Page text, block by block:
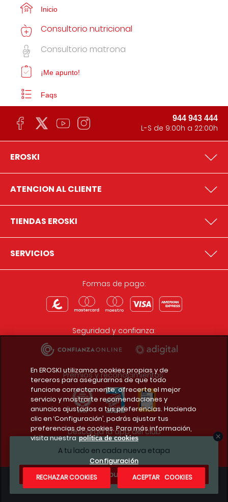
A tu lado en cada nueva etapa
¿Te apuntas?
Inicio
Consultorio nutricional
Consultorio matrona
¡Me apunto!
Faqs
944 943 444
L-S de 9:00h a 22:00h
EROSKI
ATENCION AL CLIENTE
TIENDAS EROSKI
SERVICIOS
Formas de pago:
Seguridad y confianza:
Premios y reconocimientos:
Descarga la app del club
Condiciones legales
En EROSKI utilizamos cookies propias y de
terceros para asegurarnos de que todo
funcione correctamente, ofrecerte el mejor
servicio y mostrarte recomendaciones y
anuncios ajustados a tus preferencias. Haciendo
clic en ‘Configuración’, podrás ajustar tus
preferencias de cookies. Para más información,
visita nuestra política de cookies
Configuración
RECHAZAR COOKIES
ACEPTAR COOKIES